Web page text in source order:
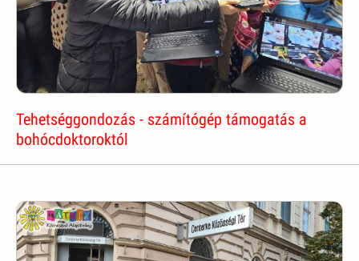
Tehetséggondozás - számítógép támogatás a
bohócdoktoroktól